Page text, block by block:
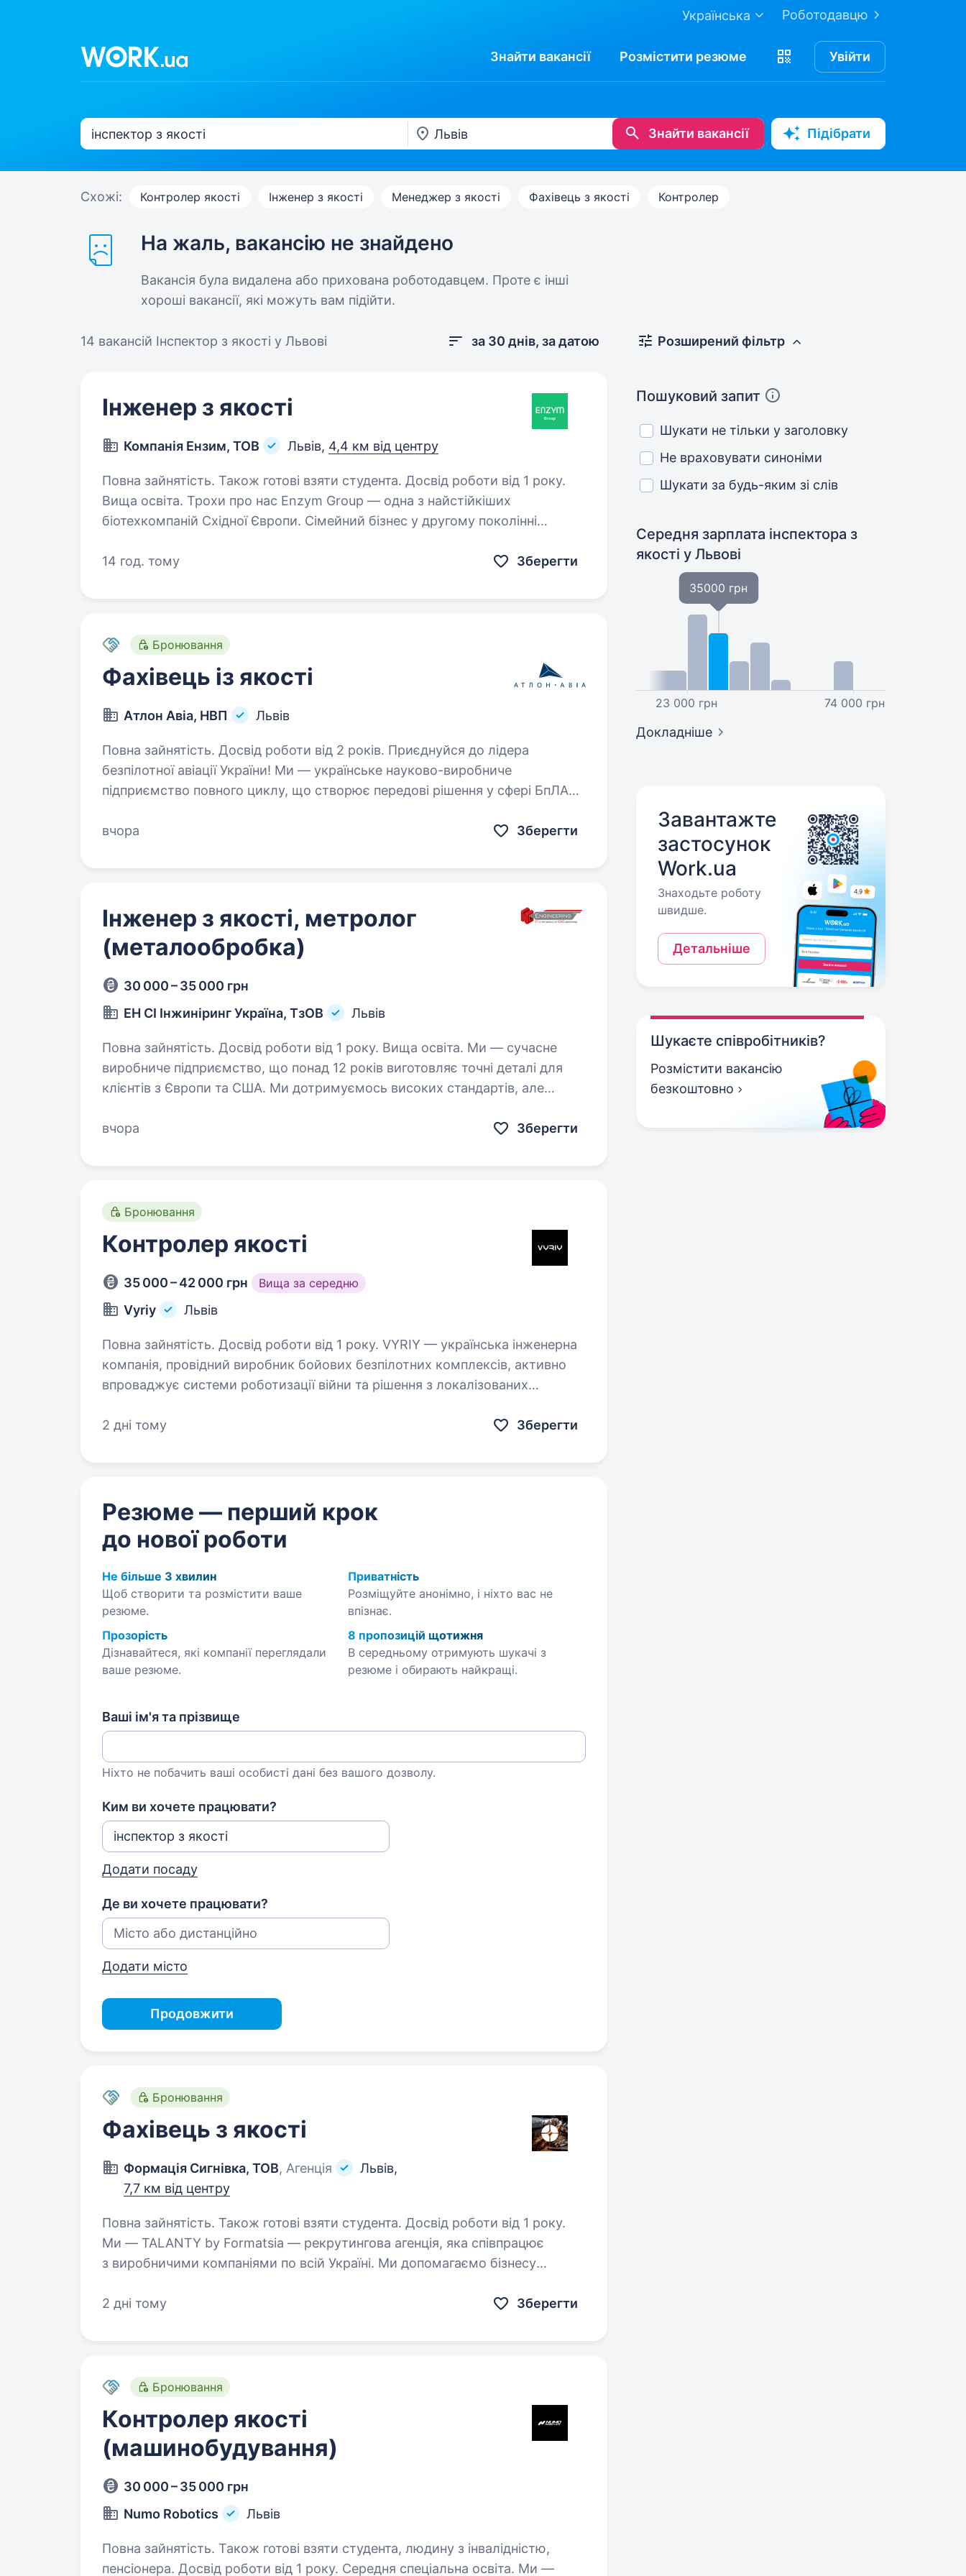
Роботодавцю
Українська
Знайти вакансії Розмістити резюме Увійти
Знайти вакансії Підібрати
Схожі: Контролер якості Інженер з якості Менеджер з якості Фахівець з якості Контролер
На жаль, вакансію не знайдено
Вакансія була видалена або прихована роботодавцем. Проте є інші
хороші вакансії, які можуть вам підійти.
14 вакансій Інспектор з якості у Львові за 30 днів, за датою
Інженер з якості
Компанія Ензим, ТОВ Львів, 4,4 км від центру
Повна зайнятість. Також готові взяти студента. Досвід роботи від 1 року.
Вища освіта. Трохи про нас Enzym Group — одна з найстійкіших
біотехкомпаній Східної Європи. Сімейний бізнес у другому поколінні
та власна R&D лабораторія забезпечують…
14 год. тому Зберегти
Бронювання
Фахівець із якості
Атлон Авіа, НВП Львів
Повна зайнятість. Досвід роботи від 2 років. Приєднуйся до лідера
безпілотної авіації України! Ми — українське науково-виробниче
підприємство повного циклу, що створює передові рішення у сфері БпЛА
вчора
Зберегти
Інженер з якості, метролог
(металообробка)
30 000 – 35 000 грн
ЕН СІ Інжиніринг Україна, ТзОВ
Львів
Повна зайнятість. Досвід роботи від 1 року. Вища освіта. Ми — сучасне
виробниче підприємство, що понад 12 років виготовляє точні деталі для
клієнтів з Європи та США. Ми дотримуємось високих стандартів, але
вчора
Зберегти
Бронювання
Контролер якості
35 000 – 42 000 грн Вища за середню
Vyriy Львів
Повна зайнятість. Досвід роботи від 1 року. VYRIY — українська інженерна
компанія, провідний виробник бойових безпілотних комплексів, активно
впроваджує системи роботизації війни та рішення з локалізованих
2 дні тому
Зберегти
Резюме — перший крок
до нової роботи
Не більше 3 хвилин
Щоб створити та розмістити ваше
резюме.
Приватність
Розміщуйте анонімно, і ніхто вас не
впізнає.
Прозорість
Дізнавайтеся, які компанії переглядали
ваше резюме.
8 пропозицій щотижня
В середньому отримують шукачі з
резюме і обирають найкращі.
Ваші ім'я та прізвище
Ніхто не побачить ваші особисті дані без вашого дозволу.
Ким ви хочете працювати?
Додати посаду
Де ви хочете працювати?
Додати місто
Продовжити
Бронювання
Фахівець з якості
Формація Сигнівка, ТОВ, Агенція
Львів,
7,7 км від центру
Повна зайнятість. Також готові взяти студента. Досвід роботи від 1 року.
Ми — TALANTY by Formatsia — рекрутингова агенція, яка співпрацює
з виробничими компаніями по всій Україні. Ми допомагаємо бізнесу
розвиток і…
2 дні тому Зберегти
Бронювання
Контролер якості
(машинобудування)
30 000 – 35 000 грн
Numo Robotics
Львів
Повна зайнятість. Також готові взяти студента, людину з інвалідністю,
пенсіонера. Досвід роботи від 1 року. Середня спеціальна освіта. Ми —
Розширений фільтр
Пошуковий запит
Шукати не тільки у заголовку
Не враховувати синоніми
Шукати за будь-яким зі слів
Середня зарплата інспектора з
якостіу Львові
23 000 грн
35000 грн
74 000 грн
Докладніше
Завантажте
застосунок
Work.ua
Знаходьте роботу
швидше.
Детальніше
Шукаєте співробітників?
Розмістити вакансію
безкоштовно